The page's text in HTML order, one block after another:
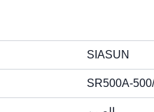
SIASUN
SR500A-